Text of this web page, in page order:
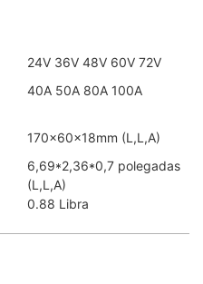
24V 36V 48V 60V 72V
40A 50A 80A 100A
170×60×18mm (L,L,A)
6,69*2,36*0,7 polegadas
(L,L,A)
0.88 Libra